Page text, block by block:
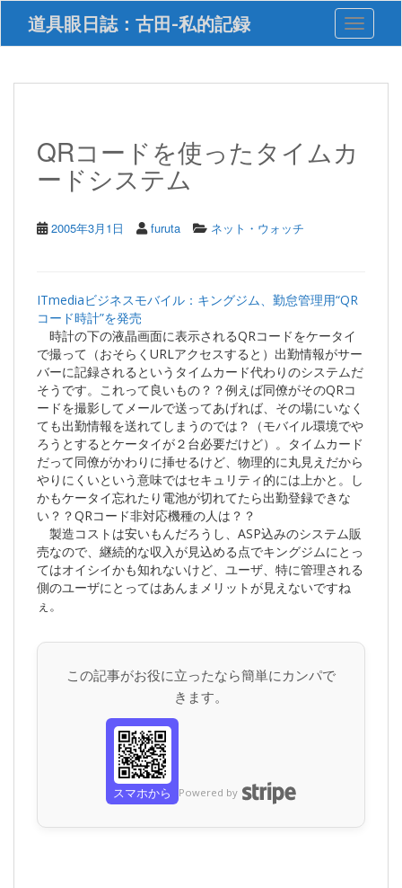
i
道具眼日誌：古田-私的記録 Toggle
QRコードを使ったタイムカ
ードシステム
2005年3月1日 furuta ネット・ウォッチ
ITmediaビジネスモバイル：キングジム、勤怠管理用“QR
コード時計”を発売
時計の下の液晶画面に表示されるQRコードをケータイ
で撮って（おそらくURLアクセスすると）出勤情報がサー
バーに記録されるというタイムカード代わりのシステムだ
そうです。これって良いもの？？例えば同僚がそのQRコ
ードを撮影してメールで送ってあげれば、その場にいなく
ても出勤情報を送れてしまうのでは？（モバイル環境でや
ろうとするとケータイが２台必要だけど）。タイムカード
だって同僚がかわりに挿せるけど、物理的に丸見えだから
やりにくいという意味ではセキュリティ的には上かと。し
かもケータイ忘れたり電池が切れてたら出勤登録できな
い？？QRコード非対応機種の人は？？
製造コストは安いもんだろうし、ASP込みのシステム販
売なので、継続的な収入が見込める点でキングジムにとっ
てはオイシイかも知れないけど、ユーザ、特に管理される
側のユーザにとってはあんまメリットが見えないですね
ぇ。
この記事がお役に立ったなら簡単にカンパで
きます。
スマホから Powered by